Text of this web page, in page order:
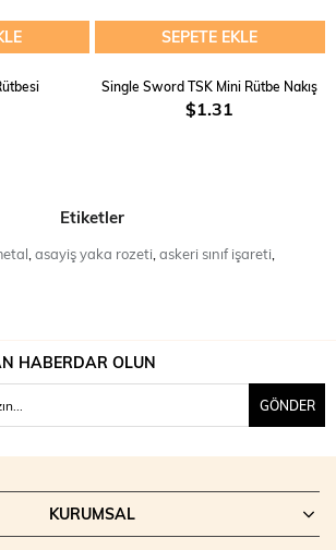
SEPETE EKLE
Single Sword TSK Mini Rütbe Nakış
$1.31
Etiketler
asayiş yaka rozeti, askeri sınıf işareti,
HABERDAR OLUN
GÖNDER
KURUMSAL